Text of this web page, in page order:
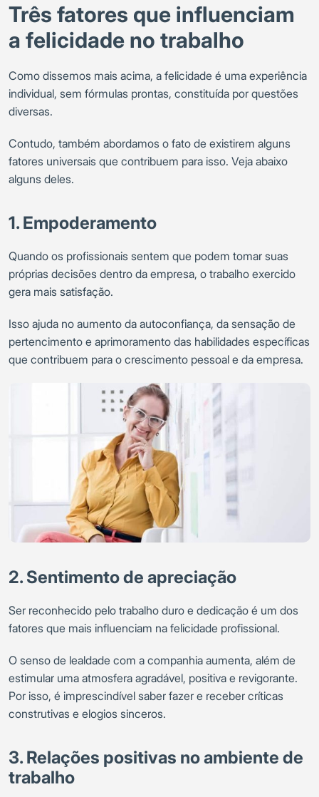
Três fatores que influenciam
a felicidade no trabalho
Como dissemos mais acima, a felicidade é uma experiência
individual, sem fórmulas prontas, constituída por questões
diversas.
Contudo, também abordamos o fato de existirem alguns
fatores universais que contribuem para isso. Veja abaixo
alguns deles.
1. Empoderamento
Quando os profissionais sentem que podem tomar suas
próprias decisões dentro da empresa, o trabalho exercido
gera mais satisfação.
Isso ajuda no aumento da autoconfiança, da sensação de
pertencimento e aprimoramento das habilidades específicas
que contribuem para o crescimento pessoal e da empresa.
2. Sentimento de apreciação
Ser reconhecido pelo trabalho duro e dedicação é um dos
fatores que mais influenciam na felicidade profissional.
O senso de lealdade com a companhia aumenta, além de
estimular uma atmosfera agradável, positiva e revigorante.
Por isso, é imprescindível saber fazer e receber críticas
construtivas e elogios sinceros.
3. Relações positivas no ambiente de
trabalho